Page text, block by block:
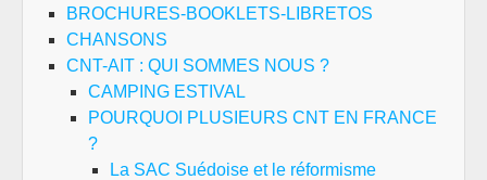
BROCHURES-BOOKLETS-LIBRETOS
CHANSONS
CNT-AIT : QUI SOMMES NOUS ?
CAMPING ESTIVAL
POURQUOI PLUSIEURS CNT EN FRANCE
?
La SAC Suédoise et le réformisme